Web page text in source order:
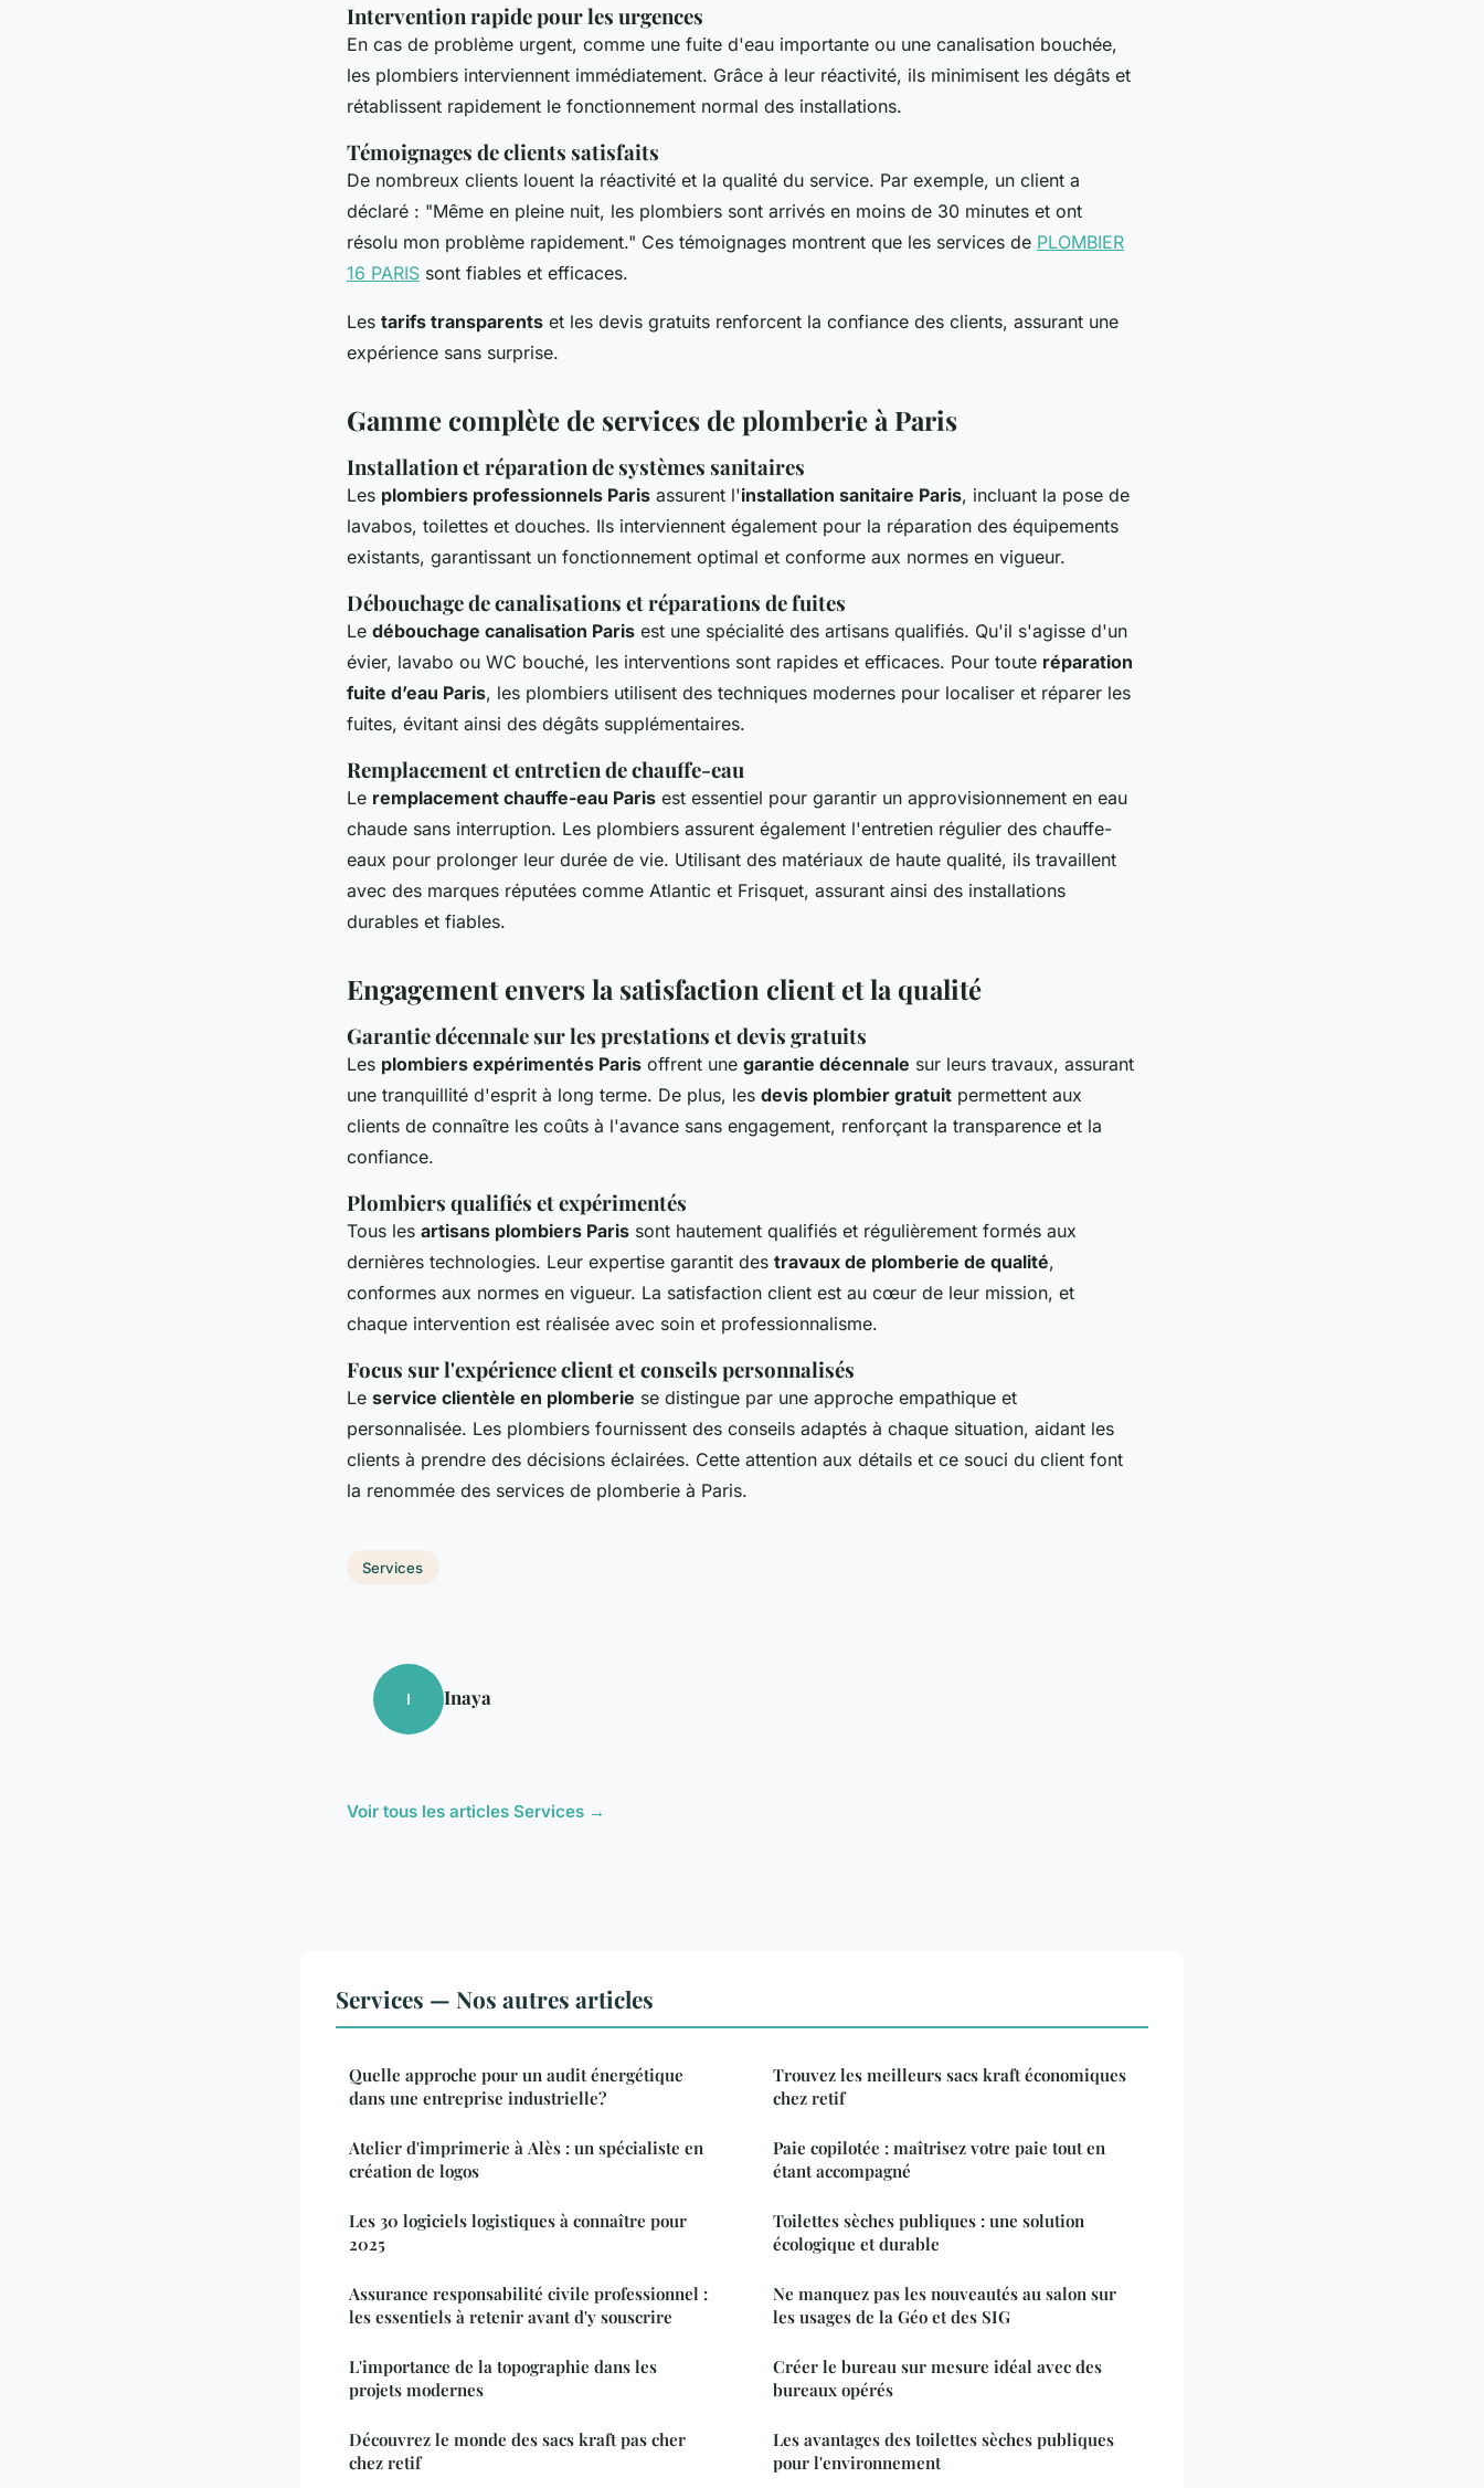
Intervention rapide pour les urgences
En cas de problème urgent, comme une fuite d'eau importante ou une canalisation bouchée,
les plombiers interviennent immédiatement. Grâce à leur réactivité, ils minimisent les dégâts et
rétablissent rapidement le fonctionnement normal des installations.
Témoignages de clients satisfaits
De nombreux clients louent la réactivité et la qualité du service. Par exemple, un client a
déclaré : "Même en pleine nuit, les plombiers sont arrivés en moins de 30 minutes et ont
résolu mon problème rapidement." Ces témoignages montrent que les services de PLOMBIER
16 PARIS sont fiables et efficaces.
Les tarifs transparents et les devis gratuits renforcent la confiance des clients, assurant une
expérience sans surprise.
Gamme complète de services de plomberie à Paris
Installation et réparation de systèmes sanitaires
Les plombiers professionnels Paris assurent l'installation sanitaire Paris, incluant la pose de
lavabos, toilettes et douches. Ils interviennent également pour la réparation des équipements
existants, garantissant un fonctionnement optimal et conforme aux normes en vigueur.
Débouchage de canalisations et réparations de fuites
Le débouchage canalisation Paris est une spécialité des artisans qualifiés. Qu'il s'agisse d'un
évier, lavabo ou WC bouché, les interventions sont rapides et efficaces. Pour toute réparation
fuite d’eau Paris, les plombiers utilisent des techniques modernes pour localiser et réparer les
fuites, évitant ainsi des dégâts supplémentaires.
Remplacement et entretien de chauffe-eau
Le remplacement chauffe-eau Paris est essentiel pour garantir un approvisionnement en eau
chaude sans interruption. Les plombiers assurent également l'entretien régulier des chauffe-
eaux pour prolonger leur durée de vie. Utilisant des matériaux de haute qualité, ils travaillent
avec des marques réputées comme Atlantic et Frisquet, assurant ainsi des installations
durables et fiables.
Engagement envers la satisfaction client et la qualité
Garantie décennale sur les prestations et devis gratuits
Les plombiers expérimentés Paris offrent une garantie décennale sur leurs travaux, assurant
une tranquillité d'esprit à long terme. De plus, les devis plombier gratuit permettent aux
clients de connaître les coûts à l'avance sans engagement, renforçant la transparence et la
confiance.
Plombiers qualifiés et expérimentés
Tous les artisans plombiers Paris sont hautement qualifiés et régulièrement formés aux
dernières technologies. Leur expertise garantit des travaux de plomberie de qualité,
conformes aux normes en vigueur. La satisfaction client est au cœur de leur mission, et
chaque intervention est réalisée avec soin et professionnalisme.
Focus sur l'expérience client et conseils personnalisés
Le service clientèle en plomberie se distingue par une approche empathique et
personnalisée. Les plombiers fournissent des conseils adaptés à chaque situation, aidant les
clients à prendre des décisions éclairées. Cette attention aux détails et ce souci du client font
la renommée des services de plomberie à Paris.
Services
I Inaya
Voir tous les articles Services →
Services — Nos autres articles
Quelle approche pour un audit énergétique
dans une entreprise industrielle?
Atelier d'imprimerie à Alès : un spécialiste en
création de logos
Les 30 logiciels logistiques à connaître pour
2025
Assurance responsabilité civile professionnel :
les essentiels à retenir avant d'y souscrire
L'importance de la topographie dans les
projets modernes
Découvrez le monde des sacs kraft pas cher
chez retif
Trouvez les meilleurs sacs kraft économiques
chez retif
Paie copilotée : maîtrisez votre paie tout en
étant accompagné
Toilettes sèches publiques : une solution
écologique et durable
Ne manquez pas les nouveautés au salon sur
les usages de la Géo et des SIG
Créer le bureau sur mesure idéal avec des
bureaux opérés
Les avantages des toilettes sèches publiques
pour l'environnement